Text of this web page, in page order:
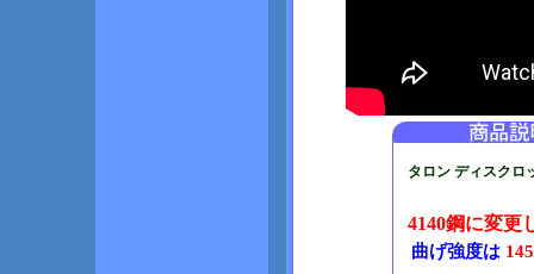
タロン ディスクロ
4140鋼に変更
曲げ強度は